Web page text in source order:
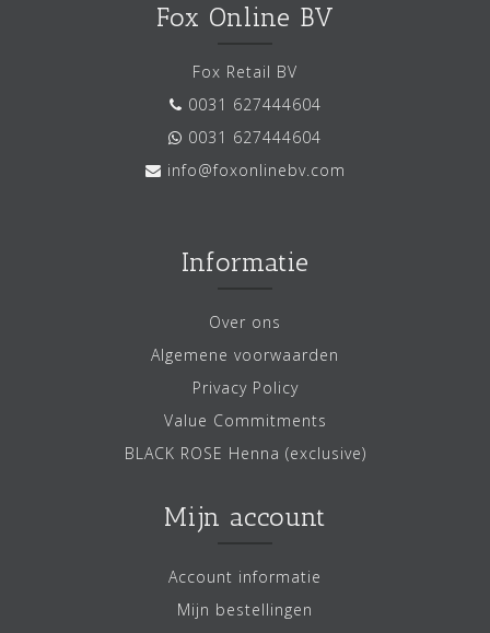
Fox Online BV
Fox Retail BV
0031 627444604
0031 627444604
info@foxonlinebv.com
Informatie
Over ons
Algemene voorwaarden
Privacy Policy
Value Commitments
BLACK ROSE Henna (exclusive)
Mijn account
Account informatie
Mijn bestellingen